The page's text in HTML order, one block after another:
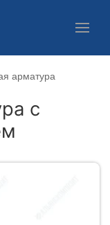
арматура
с